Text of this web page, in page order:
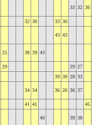
33 32 36
32 30 33 30
43 43
25 38 39 43
29 29 27
39 39 28 33
34 34 36 26 36 37
41 41 45
40 39 38